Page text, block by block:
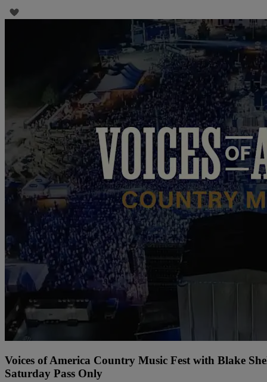
Voices of America Country Music Fest with Blake
Saturday Pass Only